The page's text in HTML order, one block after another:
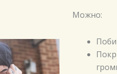
Можно: